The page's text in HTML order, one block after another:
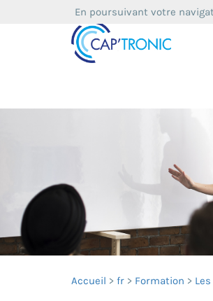
Accueil fr Formation
En poursuivant votre